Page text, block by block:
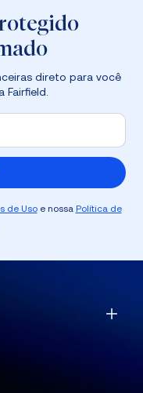
direto para você
Fairfield.
de Usoe nossa Política de